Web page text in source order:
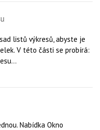
listů výkresů, abyste je
V této části se probírá:
Nabídka Okno